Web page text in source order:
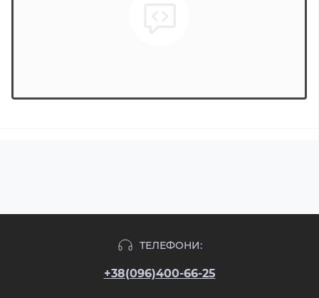
ТЕЛЕФОНИ:
+38(096)400-66-25